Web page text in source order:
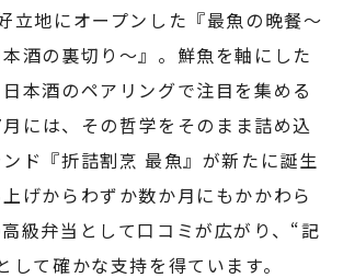
立地にオープンした『最魚の晩餐～
酒の裏切り～』。鮮魚を軸にした
本酒のペアリングで注目を集める
には、その哲学をそのまま詰め込
ド『折詰割烹 最魚』が新たに誕生
げからわずか数か月にもかかわら
級弁当として口コミが広がり、“記
して確かな支持を得ています。